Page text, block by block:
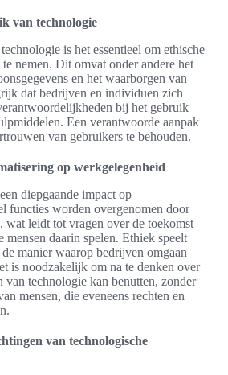
van technologie
is het essentieel om ethische
nemen. Dit omvat onder andere het
en het waarborgen van
dat bedrijven en individuen zich
bij het gebruik
Een verantwoorde aanpak
van gebruikers te behouden.
op werkgelegenheid
diepgaande impact op
functies worden overgenomen door
wat leidt tot vragen over de toekomst
daarin spelen. Ethiek speelt
manier waarop bedrijven omgaan
is noodzakelijk om na te denken over
van technologie kan benutten, zonder
mensen, die eveneens rechten en
van technologische